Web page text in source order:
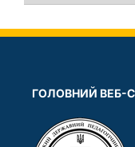
ГОЛОВНИЙ ВЕБ-